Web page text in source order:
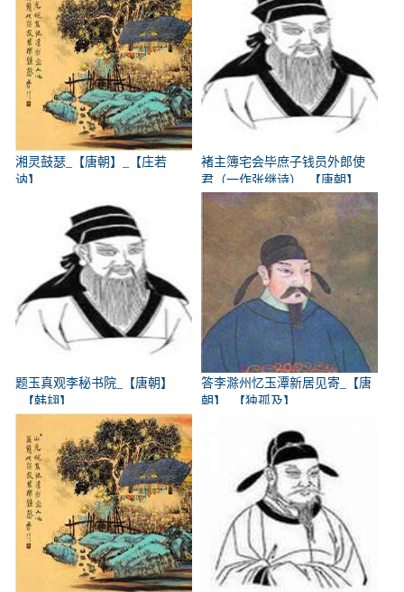
湘灵鼓瑟_【唐朝】_【庄若
讷】
褚主簿宅会毕庶子钱员外郎使
君（一作张继诗）_【唐朝】
_【韩翃】
题玉真观李秘书院_【唐朝】
_【韩翃】
答李滁州忆玉潭新居见寄_【唐
朝】_【独孤及】